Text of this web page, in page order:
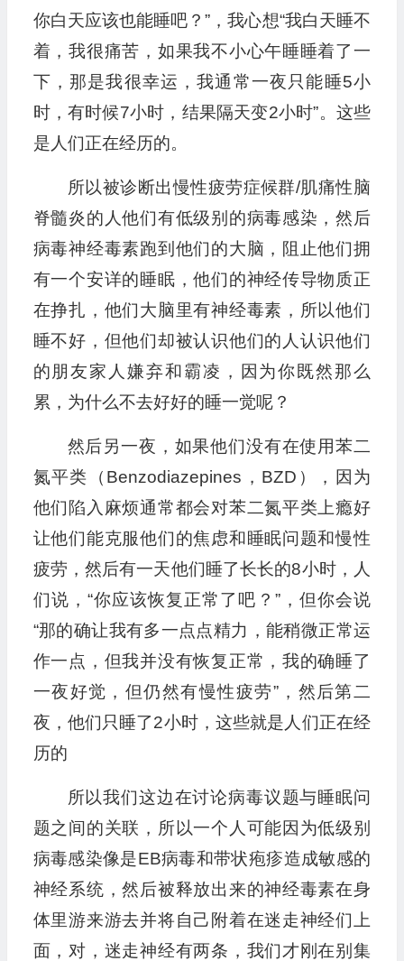
你白天应该也能睡吧？”，我心想“我白天睡不
着，我很痛苦，如果我不小心午睡睡着了一
下，那是我很幸运，我通常一夜只能睡5小
时，有时候7小时，结果隔天变2小时”。这些
是人们正在经历的。
所以被诊断出慢性疲劳症候群/肌痛性脑
脊髓炎的人他们有低级别的病毒感染，然后
病毒神经毒素跑到他们的大脑，阻止他们拥
有一个安详的睡眠，他们的神经传导物质正
在挣扎，他们大脑里有神经毒素，所以他们
睡不好，但他们却被认识他们的人认识他们
的朋友家人嫌弃和霸凌，因为你既然那么
累，为什么不去好好的睡一觉呢？
然后另一夜，如果他们没有在使用苯二
氮平类（Benzodiazepines，BZD），因为
他们陷入麻烦通常都会对苯二氮平类上瘾好
让他们能克服他们的焦虑和睡眠问题和慢性
疲劳，然后有一天他们睡了长长的8小时，人
们说，“你应该恢复正常了吧？”，但你会说
“那的确让我有多一点点精力，能稍微正常运
作一点，但我并没有恢复正常，我的确睡了
一夜好觉，但仍然有慢性疲劳”，然后第二
夜，他们只睡了2小时，这些就是人们正在经
历的
所以我们这边在讨论病毒议题与睡眠问
题之间的关联，所以一个人可能因为低级别
病毒感染像是EB病毒和带状疱疹造成敏感的
神经系统，然后被释放出来的神经毒素在身
体里游来游去并将自己附着在迷走神经们上
面，对，迷走神经有两条，我们才刚在别集